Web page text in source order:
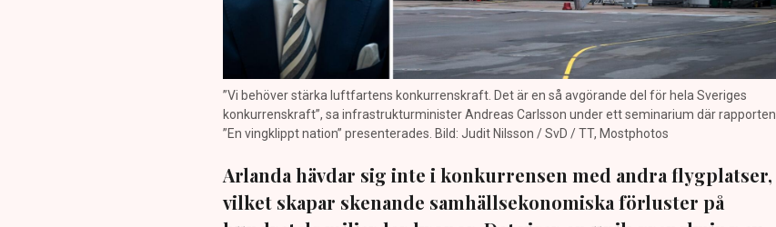
”Vi behöver stärka luftfartens konkurrenskraft. Det är en så avgörande del för hela Sveriges
konkurrenskraft”, sa infrastrukturminister Andreas Carlsson under ett seminarium där rapporten
”En vingklippt nation” presenterades. Bild: Judit Nilsson / SvD / TT, Mostphotos
Arlanda hävdar sig inte i konkurrensen med andra flygplatser,
vilket skapar skenande samhällsekonomiska förluster på